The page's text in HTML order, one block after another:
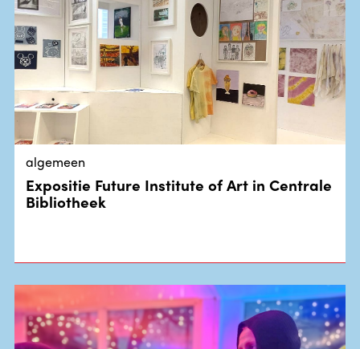
algemeen
Expositie Future Institute of Art in Centrale
Bibliotheek